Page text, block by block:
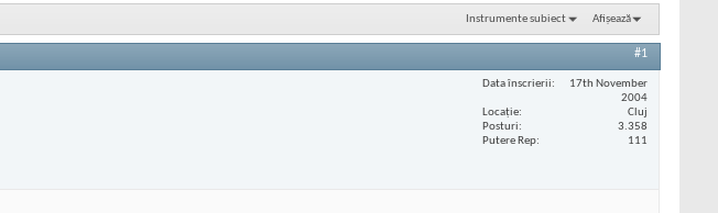
Instrumente subiect Afișează
#1
Data înscrierii
17th November
2004
Locaţie
Cluj
Posturi
3.358
Putere Rep
111